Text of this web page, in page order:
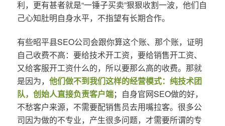
利，更有甚者就是“一锤子买卖”狠狠收割一波，他们自
己心知肚明自身水平，不指望有长期合作。
有些昭平县SEO公司会跟你算这个账、那个账，证明
自己收费不高：要给技术开工资，要给销售开工资、
又给客服开工资什么的，所以要那么高的收费。那就
是因为， 他们做不到我们这样的经营模式：纯技术团
队，创始人直接负责客户端；自身官网SEO做的好，
不愁客户来源，不需要配销售员去用嘴拉客。很多公
司因为做的不专业，产生很多问题，才需要所谓的专